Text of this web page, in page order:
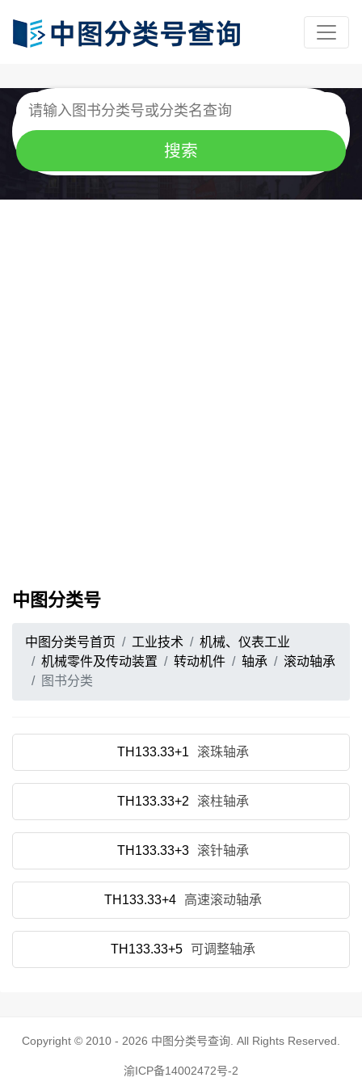
中图分类号
中图分类号首页 工业技术
机械、仪表工业
机械零件及传动装置
转动机件 轴承
滚动轴承
图书分类
TH133.33+1 滚珠轴承
TH133.33+2 滚柱轴承
TH133.33+3 滚针轴承
TH133.33+4 高速滚动轴承
TH133.33+5 可调整轴承
Copyright © 2010 - 2026 中图分类号查询 . All Rights Reserved.
渝ICP备14002472号-2